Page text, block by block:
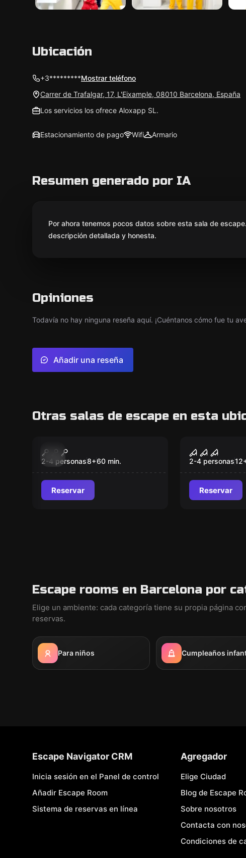
Ubicación
+3*********Mostrar teléfono
Carrer de Trafalgar, 17, L'Eixample, 08010 Barcelona, España
Los servicios los ofrece Aloxapp SL.
Estacionamiento de pago Wifi Armario
Resumen generado por IA
Por ahora tenemos pocos datos sobre esta sala de
descripción detallada y honesta.
Opiniones
Todavía no hay ninguna reseña aquí. ¡Cuéntanos cómo fue tu
Añadir una reseña
Otras salas de escape en esta
Prisoners of Alkaban
2-4 personas8+60 min.
Reservar
Nuevo
Sherlock
London
2-4 personas12
Reservar
Escape rooms en Barcelona por
Elige un ambiente: cada categoría tiene su propia página
reservas.
Para niños Cumpleaños
Escape Navigator CRM
Inicia sesión en el Panel de control
Añadir Escape Room
Sistema de reservas en línea
Agregador
Elige Ciudad
Blog de Escape
Sobre nosotros
Contacta con
Condiciones de